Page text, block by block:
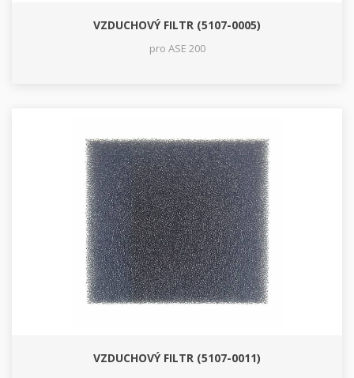
VZDUCHOVÝ FILTR (5107-0005)
pro ASE 200
VZDUCHOVÝ FILTR (5107-0011)